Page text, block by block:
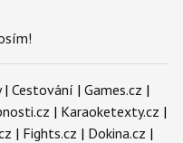
| Cestování | Games.cz |
| Karaoketexty.cz |
| Fights.cz | Dokina.cz |